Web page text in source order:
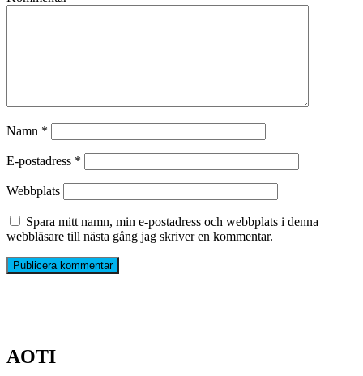
Namn *
E-postadress *
Webbplats
Spara mitt namn, min e-postadress och webbplats i denna
webbläsare till nästa gång jag skriver en kommentar.
AOTI